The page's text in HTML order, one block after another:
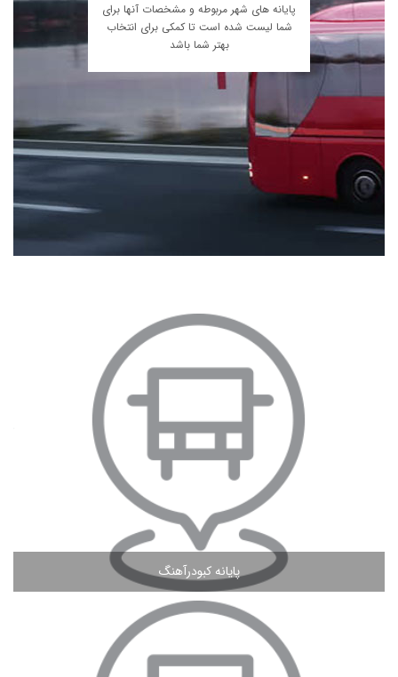
پایانه های شهر مربوطه و مشخصات آنها برای
شما لیست شده است تا کمکی برای انتخاب
بهتر شما باشد
پایانه کبودرآهنگ
مشاهده ادامه مطلب